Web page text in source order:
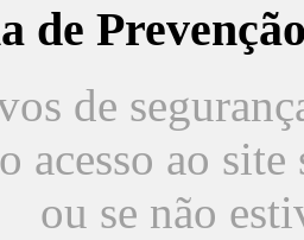
de
de
acesso ao
ou se não